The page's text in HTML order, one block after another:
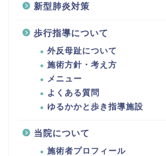
新型肺炎対策
歩行指導について
外反母趾について
施術方針・考え方
メニュー
よくある質問
ゆるかかと歩き指導施設
当院について
施術者プロフィール